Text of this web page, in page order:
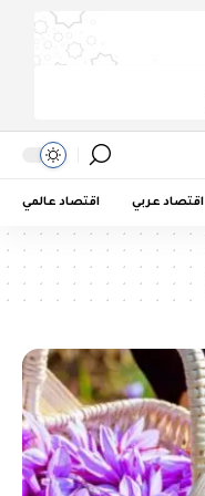
اقتصاد عربي اقتصاد عالمي